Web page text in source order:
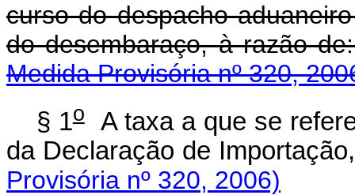
curso do despacho
do desembaraço,
Medida Provisória nº 320,
§ 1oA taxa a que se
da Declaração de
Provisória nº 320, 2006)